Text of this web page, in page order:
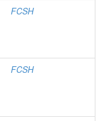
FCSH
FCSH